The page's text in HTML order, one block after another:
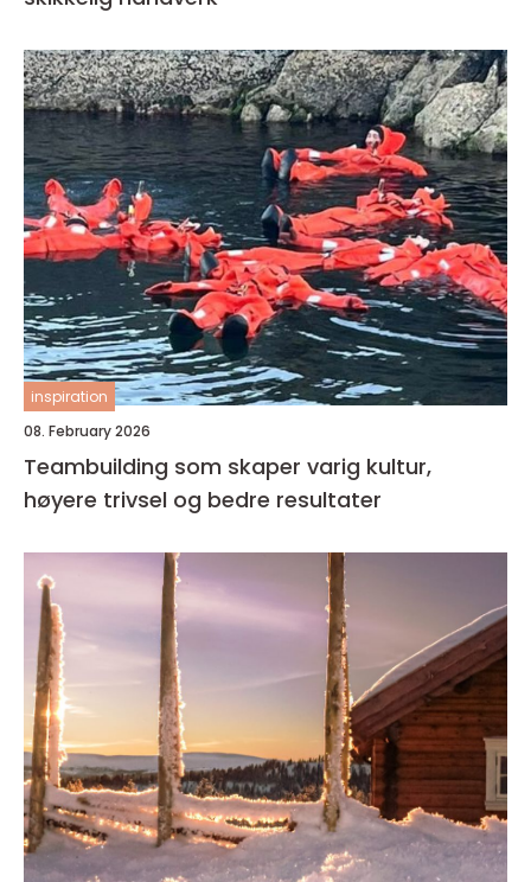
inspiration
08. February 2026
Teambuilding som skaper varig kultur,
høyere trivsel og bedre resultater